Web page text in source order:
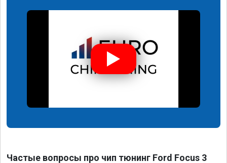
Частые вопросы про чип тюнинг Ford Focus 3